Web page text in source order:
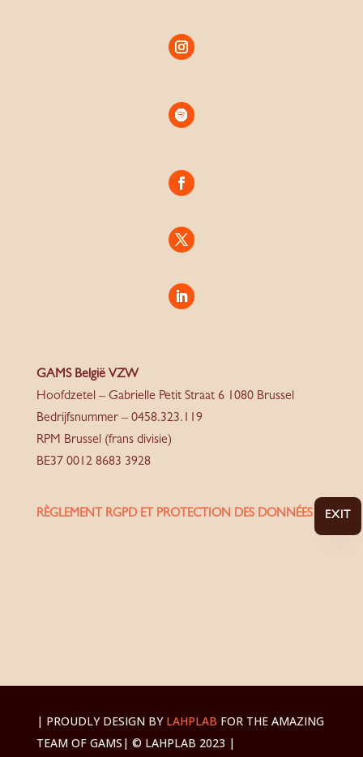
GAMS België VZW
Hoofdzetel – Gabrielle Petit Straat 6 1080 Brussel
Bedrijfsnummer – 0458.323.119
RPM Brussel (frans divisie)
BE37 0012 8683 3928
RÈGLEMENT RGPD ET PROTECTION DES DONNÉES
| PROUDLY DESIGN BY LAHPLAB FOR THE AMAZING
TEAM OF GAMS | © LAHPLAB 2023 |
EXIT